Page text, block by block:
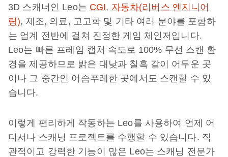
3D 스캐너인 Leo는 CGI, 자동차(리버스 엔지니어
링), 제조, 의료, 고고학 및 기타 여러 분야를 포함하
는 업계 전반에 걸쳐 진정한 게임 체인저입니다.
Leo는 빠른 프레임 캡처 속도로 100% 무선 스캔 환
경을 제공하므로 밝은 대낮과 칠흑 같이 어두운 곳
이나 그 중간인 어슴푸레한 곳에서도 스캔할 수 있
습니다.
이렇게 편리하게 작동하는 Leo를 사용하여 언제 어
디서나 스캐닝 프로젝트를 수행할 수 있습니다. 직
관적이고 강력한 기능이 많은 Leo는 스캐닝 전문가